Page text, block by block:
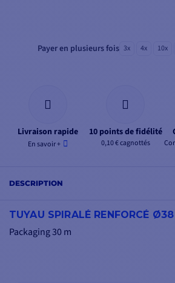
Payer en plusieurs fois 3x 4x 10x
Livraison rapide
En savoir +
10 points de fidélité
0,10 € cagnottés
DESCRIPTION
TUYAU SPIRALÉ RENFORCÉ
Packaging 30 m